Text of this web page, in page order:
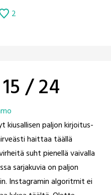
2
/ 24
kiusallisen paljon kirjoitus-
haittaa täällä
suht pienellä vaivalla
sarjakuvia on paljon
Instagramin algoritmit ei